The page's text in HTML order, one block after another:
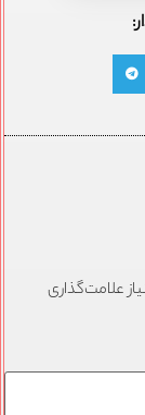
علامت‌گذاری